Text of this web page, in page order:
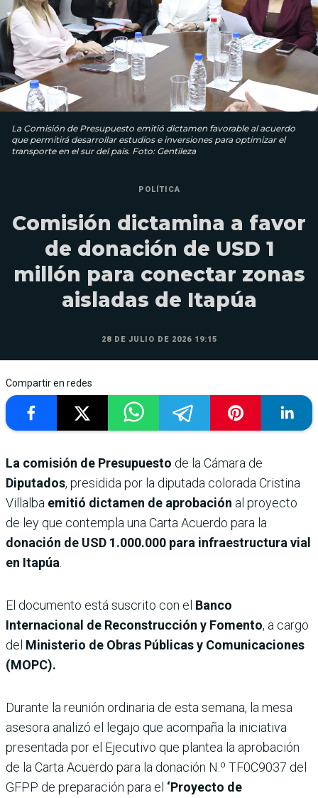
La Comisión de Presupuesto emitió dictamen favorable al acuerdo
que permitirá desarrollar estudios e inversiones para optimizar el
transporte en el sur del país. Foto: Gentileza
POLÍTICA
Comisión dictamina a favor
de donación de USD 1
millón para conectar zonas
aisladas de Itapúa
28 DE JULIO DE 2026 19:15
Compartir en redes
La comisión de Presupuesto de la Cámara de
Diputados, presidida por la diputada colorada Cristina
Villalba emitió dictamen de aprobación al proyecto
de ley que contempla una Carta Acuerdo para la
donación de USD 1.000.000 para infraestructura vial
en Itapúa
El documento está suscrito con el Banco
Internacional de Reconstrucción y Fomento, a cargo
del Ministerio de Obras Públicas y Comunicaciones
(MOPC).
Durante la reunión ordinaria de esta semana, la mesa
asesora analizó el legajo que acompaña la iniciativa
presentada por el Ejecutivo que plantea la aprobación
de la Carta Acuerdo para la donación N.º TF0C9037 del
GFPP de preparación para el ‘Proyecto de